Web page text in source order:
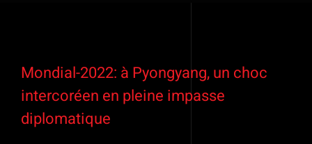
l'image
agrandie
Mondial-2022: à Pyongyang, un choc
intercoréen en pleine impasse
diplomatique